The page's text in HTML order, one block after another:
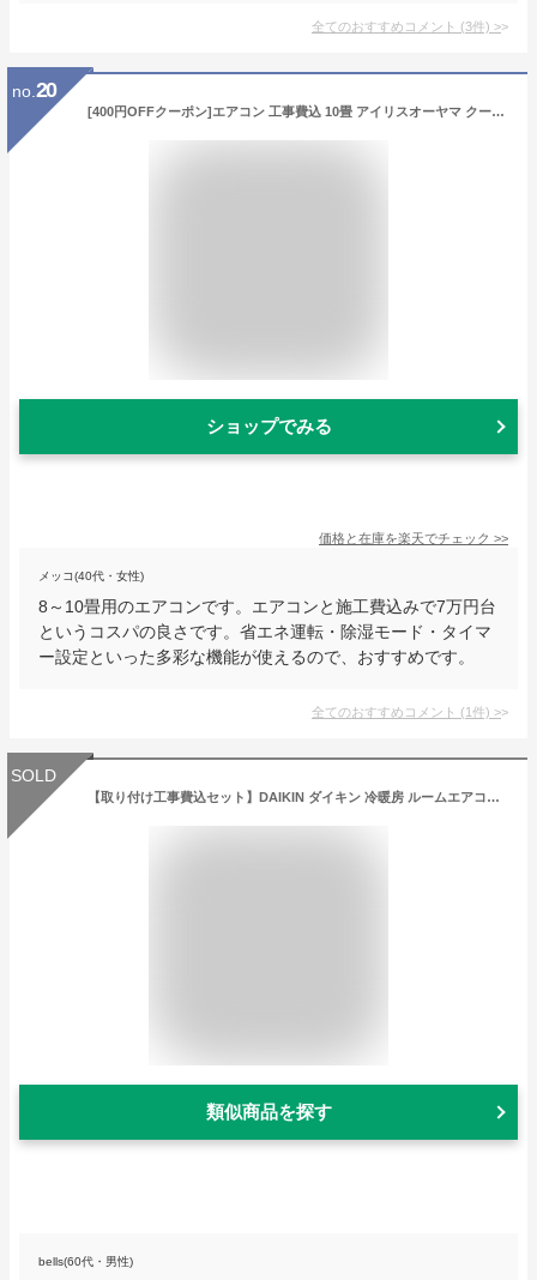
全てのおすすめコメント (3件) >
no. 20
[400円OFFクーポン]エアコン 工事費込 10畳 アイリスオーヤマ クーラー 温度表示 左右自動ルーバー搭載 内部クリーン 主に10畳用 冷暖房エアコン 2.8kW 冷房 暖房 除湿 ドライ 送風 衣類乾燥 新品 単相100V対応 ルームエアコン IHF-2805G IHR-2805G【工事込】
ショップでみる
価格と在庫を楽天でチェック >>
メッコ(40代・女性)
8～10畳用のエアコンです。エアコンと施工費込みで7万円台
というコスパの良さです。省エネ運転・除湿モード・タイマ
ー設定といった多彩な機能が使えるので、おすすめです。
全てのおすすめコメント (1件) >
SOLD
【取り付け工事費込セット】DAIKIN ダイキン 冷暖房 ルームエアコン おもに8畳用 2.5kw 単相100V ホワイト ストリーマ 水内部クリーン機能搭載 Eシリーズ ベーシックモデル S25ZTES 2022年モデル （室内機＋室外機＋リモコン）【楽天リフォーム認定商品】
類似商品を探す
bells(60代・男性)